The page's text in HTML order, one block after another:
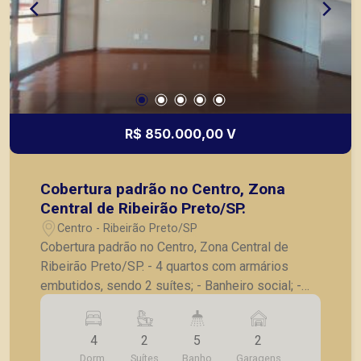
R$ 850.000,00 V
Cobertura padrão no Centro, Zona
Central de Ribeirão Preto/SP.
Centro - Ribeirão Preto/SP
Cobertura padrão no Centro, Zona Central de
Ribeirão Preto/SP. - 4 quartos com armários
embutidos, sendo 2 suítes; - Banheiro social; -
Lavabo; - Sala para 2 ambientes; - Cozinha; -
Lavanderia; - Suíte de serviço; - Amplo quintal
com área gourmet; - Churrasqueira; - Piscina; -
4
Dorm.
2
Suítes
5
Banho
2
Garagens